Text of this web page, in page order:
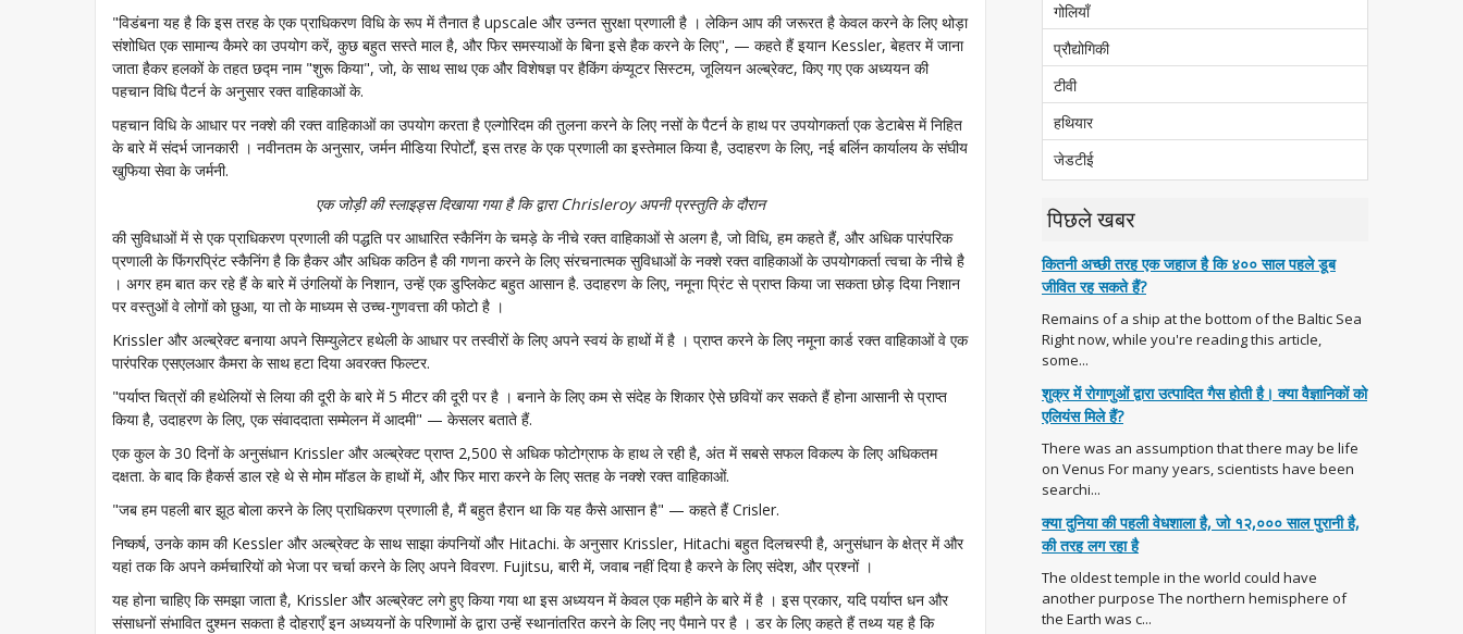
"विडंबना यह है कि इस तरह के एक प्राधिकरण विधि के रूप में तैनात है upscale और उन्नत सुरक्षा प्रणाली है । लेकिन आप की जरूरत है केवल करने के लिए थोड़ा
संशोधित एक सामान्य कैमरे का उपयोग करें, कुछ बहुत सस्ते माल है, और फिर समस्याओं के बिना इसे हैक करने के लिए", — कहते हैं इयान Kessler, बेहतर में जाना
जाता हैकर हलकों के तहत छद्म नाम "शुरू किया", जो, के साथ साथ एक और विशेषज्ञ पर हैकिंग कंप्यूटर सिस्टम, जूलियन अल्ब्रेक्ट, किए गए एक अध्ययन की
पहचान विधि पैटर्न के अनुसार रक्त वाहिकाओं के.
पहचान विधि के आधार पर नक्शे की रक्त वाहिकाओं का उपयोग करता है एल्गोरिदम की तुलना करने के लिए नसों के पैटर्न के हाथ पर उपयोगकर्ता एक डेटाबेस में निहित
के बारे में संदर्भ जानकारी । नवीनतम के अनुसार, जर्मन मीडिया रिपोर्टों, इस तरह के एक प्रणाली का इस्तेमाल किया है, उदाहरण के लिए, नई बर्लिन कार्यालय के संघीय
खुफिया सेवा के जर्मनी.
एक जोड़ी की स्लाइड्स दिखाया गया है कि द्वारा Chrisleroy अपनी प्रस्तुति के दौरान
की सुविधाओं में से एक प्राधिकरण प्रणाली की पद्धति पर आधारित स्कैनिंग के चमड़े के नीचे रक्त वाहिकाओं से अलग है, जो विधि, हम कहते हैं, और अधिक पारंपरिक
प्रणाली के फिंगरप्रिंट स्कैनिंग है कि हैकर और अधिक कठिन है की गणना करने के लिए संरचनात्मक सुविधाओं के नक्शे रक्त वाहिकाओं के उपयोगकर्ता त्वचा के नीचे है
। अगर हम बात कर रहे हैं के बारे में उंगलियों के निशान, उन्हें एक डुप्लिकेट बहुत आसान है. उदाहरण के लिए, नमूना प्रिंट से प्राप्त किया जा सकता छोड़ दिया निशान
पर वस्तुओं वे लोगों को छुआ, या तो के माध्यम से उच्च-गुणवत्ता की फोटो है ।
Krissler और अल्ब्रेक्ट बनाया अपने सिम्युलेटर हथेली के आधार पर तस्वीरों के लिए अपने स्वयं के हाथों में है । प्राप्त करने के लिए नमूना कार्ड रक्त वाहिकाओं वे एक
पारंपरिक एसएलआर कैमरा के साथ हटा दिया अवरक्त फिल्टर.
"पर्याप्त चित्रों की हथेलियों से लिया की दूरी के बारे में 5 मीटर की दूरी पर है । बनाने के लिए कम से संदेह के शिकार ऐसे छवियों कर सकते हैं होना आसानी से प्राप्त
किया है, उदाहरण के लिए, एक संवाददाता सम्मेलन में आदमी" — केसलर बताते हैं.
एक कुल के 30 दिनों के अनुसंधान Krissler और अल्ब्रेक्ट प्राप्त 2,500 से अधिक फोटोग्राफ के हाथ ले रही है, अंत में सबसे सफल विकल्प के लिए अधिकतम
दक्षता. के बाद कि हैकर्स डाल रहे थे से मोम मॉडल के हाथों में, और फिर मारा करने के लिए सतह के नक्शे रक्त वाहिकाओं.
"जब हम पहली बार झूठ बोला करने के लिए प्राधिकरण प्रणाली है, मैं बहुत हैरान था कि यह कैसे आसान है" — कहते हैं Crisler.
निष्कर्ष, उनके काम की Kessler और अल्ब्रेक्ट के साथ साझा कंपनियों और Hitachi. के अनुसार Krissler, Hitachi बहुत दिलचस्पी है, अनुसंधान के क्षेत्र में और
यहां तक कि अपने कर्मचारियों को भेजा पर चर्चा करने के लिए अपने विवरण. Fujitsu, बारी में, जवाब नहीं दिया है करने के लिए संदेश, और प्रश्नों ।
यह होना चाहिए कि समझा जाता है, Krissler और अल्ब्रेक्ट लगे हुए किया गया था इस अध्ययन में केवल एक महीने के बारे में है । इस प्रकार, यदि पर्याप्त धन और
संसाधनों संभावित दुश्मन सकता है दोहराएँ इन अध्ययनों के परिणामों के द्वारा उन्हें स्थानांतरित करने के लिए नए पैमाने पर है । डर के लिए कहते हैं तथ्य यह है कि
गोलियाँ
प्रौद्योगिकी
टीवी
हथियार
जेडटीई
पिछले खबर
कितनी अच्छी तरह एक जहाज है कि ४०० साल पहले डूब
जीवित रह सकते हैं?
Remains of a ship at the bottom of the Baltic Sea
Right now, while you're reading this article,
some...
शुक्र में रोगाणुओं द्वारा उत्पादित गैस होती है। क्या वैज्ञानिकों को
एलियंस मिले हैं?
There was an assumption that there may be life
on Venus For many years, scientists have been
searchi...
क्या दुनिया की पहली वेधशाला है, जो १२,००० साल पुरानी है,
की तरह लग रहा है
The oldest temple in the world could have
another purpose The northern hemisphere of
the Earth was c...